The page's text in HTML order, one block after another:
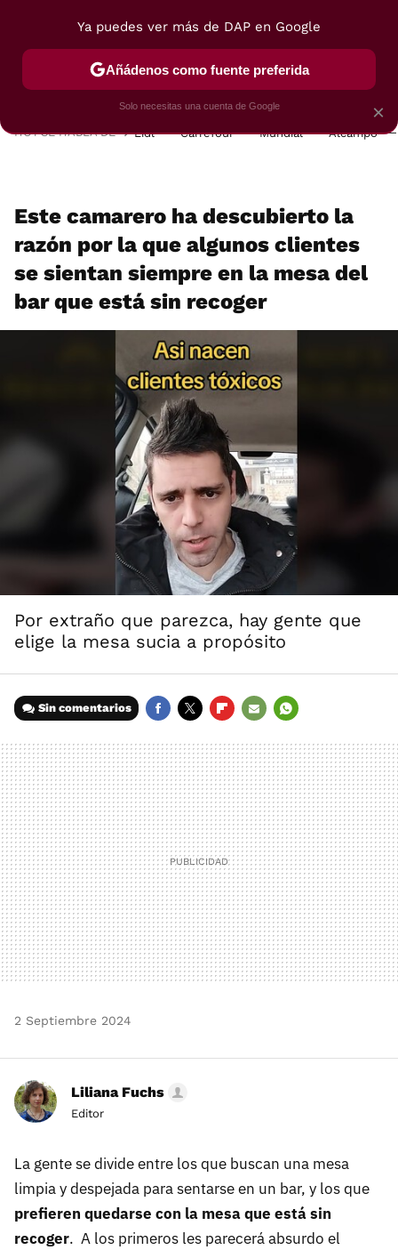
POSTRES VIAJES SELECCIÓN VEGUI
HOY SE HABLA DE Lidl Carrefour Mundial Alcampo
Este camarero ha descubierto la
razón por la que algunos clientes
se sientan siempre en la mesa del
bar que está sin recoger
Por extraño que parezca, hay gente que
elige la mesa sucia a propósito
Sin comentarios
MAIL
2 Septiembre 2024
Liliana Fuchs
Editor
La gente se divide entre los que buscan una mesa
limpia y despejada para sentarse en un bar, y los que
prefieren quedarse con la mesa que está sin
recoger. A los primeros les parecerá absurdo el
×
Ya puedes ver más de DAP en Google
Añádenos como fuente preferida
Solo necesitas una cuenta de Google